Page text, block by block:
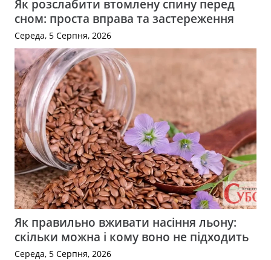
Як розслабити втомлену спину перед
сном: проста вправа та застереження
Середа, 5 Серпня, 2026
Як правильно вживати насіння льону:
скільки можна і кому воно не підходить
Середа, 5 Серпня, 2026